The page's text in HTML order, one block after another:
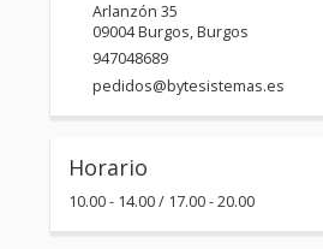
Arlanzón 35
09004Burgos,Burgos
947048689
pedidos@bytesistemas.es
Horario
10.00 - 14.00 / 17.00 - 20.00